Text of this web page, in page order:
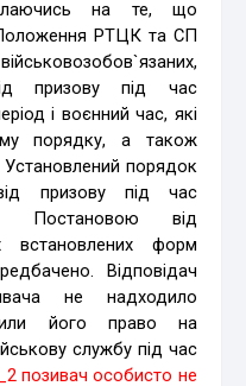
на те, що
РТЦК та СП
призову під час
і воєнний час, які
порядку, а також
Установлений порядок
призову під час
Постановою від
форм
Відповідач
не надходило
його право на
службу під час
позивач особисто не